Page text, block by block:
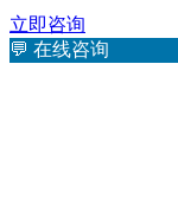
立即咨询
💬 在线咨询